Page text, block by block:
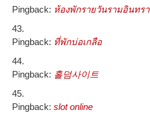
Pingback: ห้องพักรายวันรามอินทรา
Pingback: ที่พักบ่อเกลือ
Pingback: 홀덤사이트
Pingback: slot online